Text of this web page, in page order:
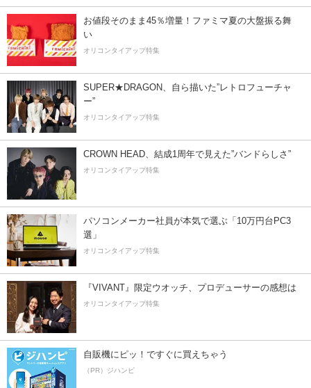
お値段そのまま45％増量！ファミマ夏の大盤振る舞
い
オリコンタイアップ特集
SUPER★DRAGON、自ら描いた”レトロフューチャ
ー”
オリコンタイアップ特集
CROWN HEAD、結成1周年で見えた”バンドらしさ”
オリコンタイアップ特集
パソコンメーカー社員が本気で選ぶ「10万円台PC3
選」
オリコンタイアップ特集
『VIVANT』限定ウオッチ、プロデューサーの感想は
オリコンタイアップ特集
自販機にピッ！ですぐに買えちゃう
（PR）ジハンピ